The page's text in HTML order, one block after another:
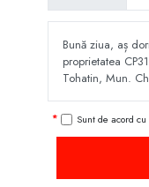
Sunt de acord cu